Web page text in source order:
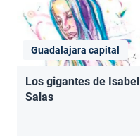
Guadalajara capital
Los gigantes de Isabel
Salas